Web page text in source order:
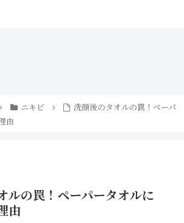
ニキビ
洗顔後のタオルの罠！ペーパ
由
ルの罠！ペーパータオルに
由